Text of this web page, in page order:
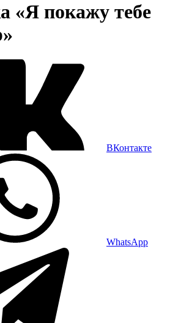
«Я покажу тебе
ВКонтакте
WhatsApp